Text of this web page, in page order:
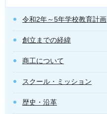
令和2年～5年学校教育計画
創立までの経緯
商工について
スクール・ミッション
歴史・沿革